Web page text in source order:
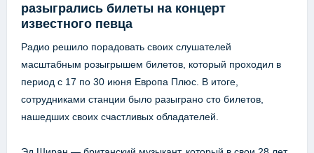
разыгрались билеты на концерт
известного певца
Радио решило порадовать своих слушателей
масштабным розыгрышем билетов, который проходил в
период с 17 по 30 июня Европа Плюс. В итоге,
сотрудниками станции было разыграно сто билетов,
нашедших своих счастливых обладателей.